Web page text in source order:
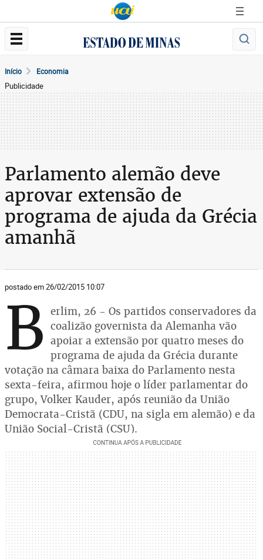
Início Economia
Publicidade
Parlamento alemão deve
aprovar extensão de
programa de ajuda da Grécia
amanhã
postado em 26/02/2015 10:07
B erlim, 26 - Os partidos conservadores da
coalizão governista da Alemanha vão
apoiar a extensão por quatro meses do
programa de ajuda da Grécia durante
votação na câmara baixa do Parlamento nesta
sexta-feira, afirmou hoje o líder parlamentar do
grupo, Volker Kauder, após reunião da União
Democrata-Cristã (CDU, na sigla em alemão) e da
União Social-Cristã (CSU).